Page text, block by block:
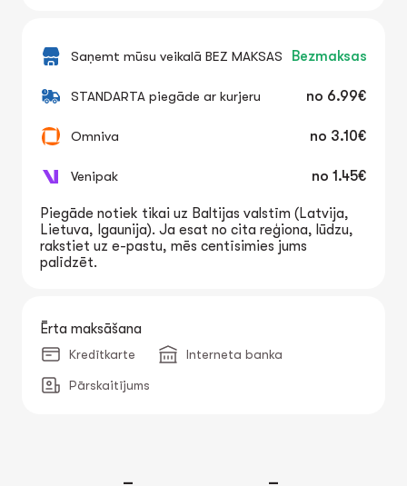
Saņemt mūsu veikalā BEZ MAKSAS Bezmaksas
STANDARTA piegāde ar kurjeru no 6.99€
Omniva no 3.10€
Venipak no 1.45€
Piegāde notiek tikai uz Baltijas valstīm (Latvija,
Lietuva, Igaunija). Ja esat no cita reģiona, lūdzu,
rakstiet uz e-pastu, mēs centīsimies jums
palīdzēt.
Ērta maksāšana
Kredītkarte Interneta banka
Pārskaitījums